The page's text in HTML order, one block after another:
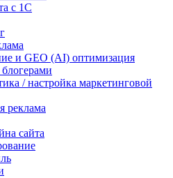
с 1С
и GEO (AI) оптимизация
/ настройка маркетинговой
реклама
сайта